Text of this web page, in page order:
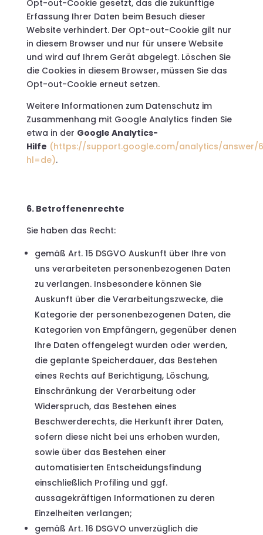
Opt-out-Cookie gesetzt, das die zukünftige
Erfassung Ihrer Daten beim Besuch dieser
Website verhindert. Der Opt-out-Cookie gilt nur
in diesem Browser und nur für unsere Website
und wird auf Ihrem Gerät abgelegt. Löschen Sie
die Cookies in diesem Browser, müssen Sie das
Opt-out-Cookie erneut setzen.
Weitere Informationen zum Datenschutz im
Zusammenhang mit Google Analytics finden Sie
etwa in der Google Analytics-
Hilfe (https://support.google.com/analytics/answer/
hl=de).
6. Betroffenenrechte
Sie haben das Recht:
gemäß Art. 15 DSGVO Auskunft über Ihre von
uns verarbeiteten personenbezogenen Daten
zu verlangen. Insbesondere können Sie
Auskunft über die Verarbeitungszwecke, die
Kategorie der personenbezogenen Daten, die
Kategorien von Empfängern, gegenüber denen
Ihre Daten offengelegt wurden oder werden,
die geplante Speicherdauer, das Bestehen
eines Rechts auf Berichtigung, Löschung,
Einschränkung der Verarbeitung oder
Widerspruch, das Bestehen eines
Beschwerderechts, die Herkunft ihrer Daten,
sofern diese nicht bei uns erhoben wurden,
sowie über das Bestehen einer
automatisierten Entscheidungsfindung
einschließlich Profiling und ggf.
aussagekräftigen Informationen zu deren
Einzelheiten verlangen;
gemäß Art. 16 DSGVO unverzüglich die